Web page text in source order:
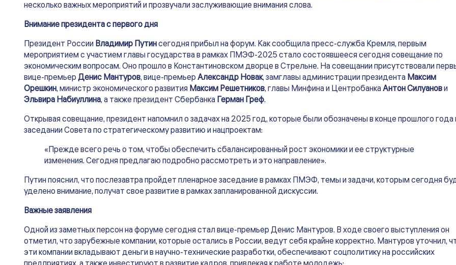
несколько важных мероприятий и прозвучали заслуживающие внимания слова.
Внимание президента с первого дня
Президент России Владимир Путинсегодня прибыл на форум. Как сообщила пресс-служба Кремля, первым
мероприятием с участием главы государства в рамках ПМЭФ-2025 стало состоявшееся сегодня совещание по
экономическим вопросам. Оно прошло в Константиновском дворце в Стрельне. На совещании присутствовали
вице-премьерДенис Мантуров, вице-премьерАлександр Новак, замглавы администрации президента Максим
Орешкин, министр экономического развития Максим Решетников, главы Минфина и ЦентробанкаАнтон Силуанови
Эльвира Набиуллина, а также президент Сбербанка Герман Греф.
Открывая совещание, президент напомнил о задачах на 2025 год, которые были обозначены в конце прошлого года
заседании Совета по стратегическому развитию и нацпроектам:
«Прежде всего речь о том, чтобы обеспечить сбалансированный рост экономики и ее структурные
изменения. Сегодня предлагаю подробно рассмотреть и это направление».
Путин пояснил, что послезавтра пройдет пленарное заседание в рамках ПМЭФ, темы и задачи, которым сегодня
уделено внимание, получат свое развитие в рамках запланированной дискуссии.
Важные заявления
Одной из заметных персон на форуме сегодня стал вице-премьер Денис Мантуров. В ходе своего выступления он
отметил, что зарубежные компании, которые остались в России, ведут себя крайне корректно. Мантуров уточнил,
эти компании вкладывают деньги в научно-технические разработки, обеспечивают соцполитику на российских